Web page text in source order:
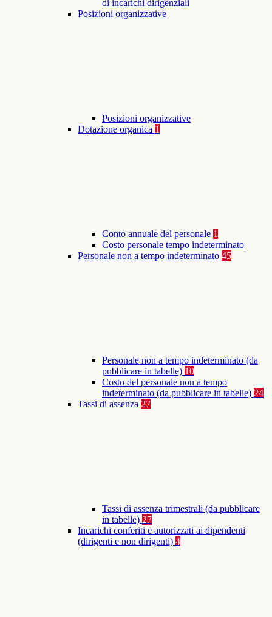
di incarichi dirigenziali
Posizioni organizzative
Posizioni organizzative
Dotazione organica 1
Conto annuale del personale 1
Costo personale tempo indeterminato
Personale non a tempo indeterminato 45
Personale non a tempo indeterminato (da
pubblicare in tabelle) 10
Costo del personale non a tempo
indeterminato (da pubblicare in tabelle) 24
Tassi di assenza 27
Tassi di assenza trimestrali (da pubblicare
in tabelle) 27
Incarichi conferiti e autorizzati ai dipendenti
(dirigenti e non dirigenti) 4